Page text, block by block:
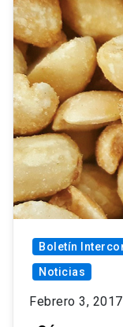
Boletín
Noticias
Febrero 3, 2017